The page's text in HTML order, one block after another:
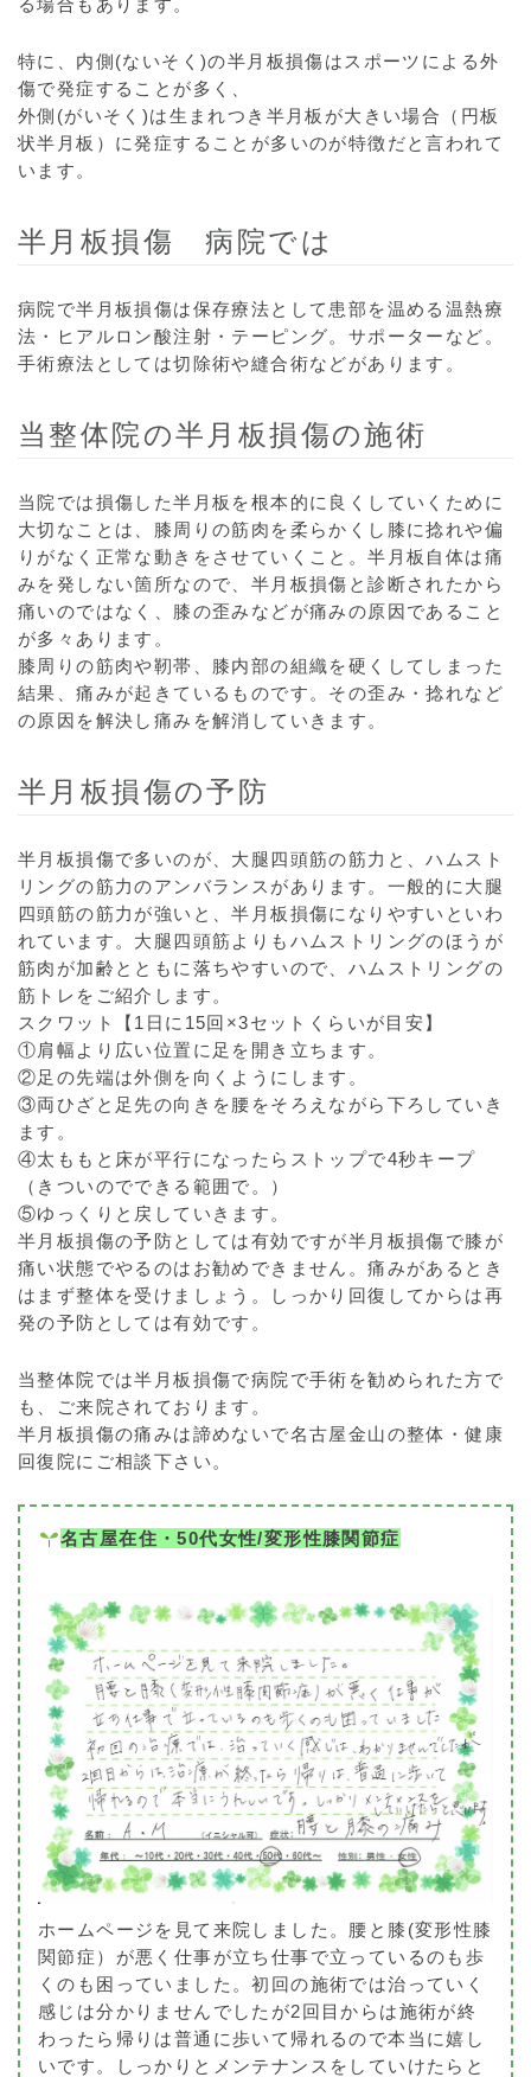
特に、内側(ないそく)の半月板損傷はスポーツによる外
傷で発症することが多く、
外側(がいそく)は生まれつき半月板が大きい場合（円板
状半月板）に発症することが多いのが特徴だと言われて
います。
半月板損傷 病院では
病院で半月板損傷は保存療法として患部を温める温熱療
法・ヒアルロン酸注射・テーピング。サポーターなど。
手術療法としては切除術や縫合術などがあります。
当整体院の半月板損傷の施術
当院では損傷した半月板を根本的に良くしていくために
大切なことは、膝周りの筋肉を柔らかくし膝に捻れや偏
りがなく正常な動きをさせていくこと。半月板自体は痛
みを発しない箇所なので、半月板損傷と診断されたから
痛いのではなく、膝の歪みなどが痛みの原因であること
が多々あります。
膝周りの筋肉や靭帯、膝内部の組織を硬くしてしまった
結果、痛みが起きているものです。その歪み・捻れなど
の原因を解決し痛みを解消していきます。
半月板損傷の予防
半月板損傷で多いのが、大腿四頭筋の筋力と、ハムスト
リングの筋力のアンバランスがあります。一般的に大腿
四頭筋の筋力が強いと、半月板損傷になりやすいといわ
れています。大腿四頭筋よりもハムストリングのほうが
筋肉が加齢とともに落ちやすいので、ハムストリングの
筋トレをご紹介します。
スクワット【1日に15回×3セットくらいが目安】
①肩幅より広い位置に足を開き立ちます。
②足の先端は外側を向くようにします。
③両ひざと足先の向きを腰をそろえながら下ろしていき
ます。
④太ももと床が平行になったらストップで4秒キープ
（きついのでできる範囲で。）
⑤ゆっくりと戻していきます。
半月板損傷の予防としては有効ですが半月板損傷で膝が
痛い状態でやるのはお勧めできません。痛みがあるとき
はまず整体を受けましょう。しっかり回復してからは再
発の予防としては有効です。
当整体院では半月板損傷で病院で手術を勧められた方で
も、ご来院されております。
半月板損傷の痛みは諦めないで名古屋金山の整体・健康
回復院にご相談下さい。
名古屋在住・50代女性/変形性膝関節症
ホームページを見て来院しました。腰と膝(変形性膝
関節症）が悪く仕事が立ち仕事で立っているのも歩
くのも困っていました。初回の施術では治っていく
感じは分かりませんでしたが2回目からは施術が終
わったら帰りは普通に歩いて帰れるので本当に嬉し
いです。しっかりとメンテナンスをしていけたらと